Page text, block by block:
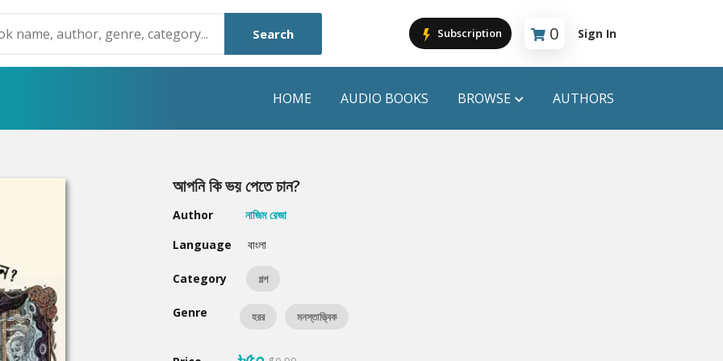
Search Subscription 0
Cart is empty
Sign In
HOME AUDIO BOOKS BROWSE
Humayun Ahmed
Mouri Morium
Hot & New
AUTHORS
আপনি কি ভয় পেতে চান?
Author
নাজিম রেজা
Language
বাংলা
Category গল্প
Genre হরর মনস্তাত্ত্বিক